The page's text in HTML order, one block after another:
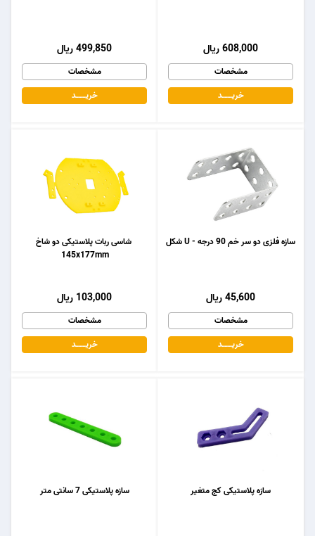
499,850 ریال
مشخصات
خریـــــــد
608,000 ریال
مشخصات
خریـــــــد
شاسی ربات پلاستیکی دو شاخ
145x177mm
103,000 ریال
مشخصات
خریـــــــد
سازه فلزی دو سر خم 90 درجه - U شکل
45,600 ریال
مشخصات
خریـــــــد
سازه پلاستیکی 7 سانتی متر سازه پلاستیکی کج متغیر